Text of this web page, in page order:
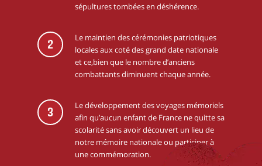
sépultures tombées en déshérence.
2
Le maintien des cérémonies patriotiques
locales aux coté des grand date nationale
et ce,bien que le nombre d’anciens
combattants diminuent chaque année.
3
Le développement des voyages mémoriels
afin qu’aucun enfant de France ne quitte sa
scolarité sans avoir découvert un lieu de
notre mémoire nationale ou participer à
une commémoration.